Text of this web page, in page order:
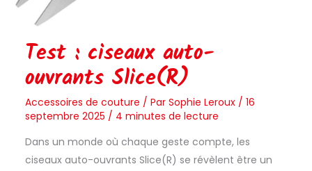
Test : ciseaux auto-
ouvrants Slice(R)
Accessoires de couture / Par Sophie Leroux / 16
septembre 2025 / 4 minutes de lecture
Dans un monde où chaque geste compte, les
ciseaux auto-ouvrants Slice(R) se révèlent être un